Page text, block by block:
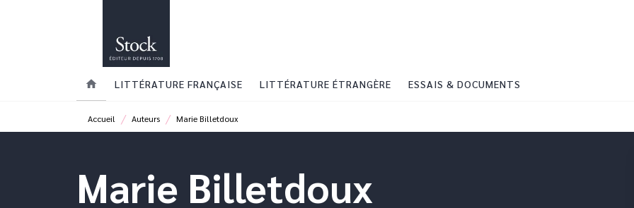
home LITTÉRATURE FRANÇAISE LITTÉRATURE ÉTRANGÈRE ESSAIS & DOCUMENTS
Accueil / Auteurs / Marie Billetdoux
Marie Billetdoux